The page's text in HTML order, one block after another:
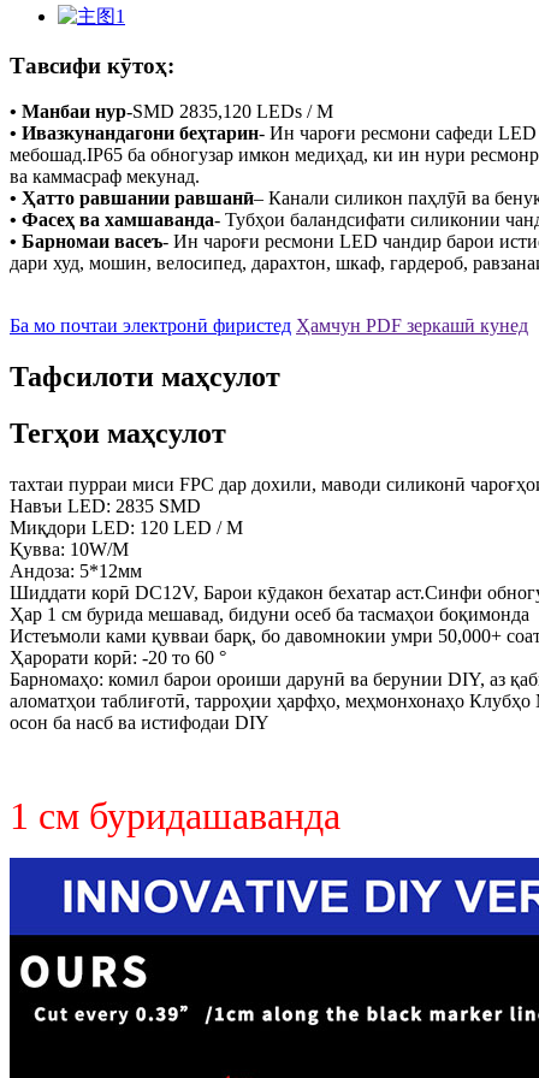
Тавсифи кӯтоҳ:
• Манбаи нур-SMD 2835,120 LEDs / M
• Ивазкунандагони беҳтарин- Ин чароғи ресмони сафеди
мебошад.IP65 ба обногузар имкон медиҳад, ки ин нури
ва каммасраф мекунад.
• Ҳатто равшании равшанӣ– Канали силикон паҳлӯӣ ва
• Фасеҳ ва хамшаванда- Тубҳои баландсифати силиконии
• Барномаи васеъ- Ин чароғи ресмони LED чандир барои
дари худ, мошин, велосипед, дарахтон, шкаф, гардероб,
Ба мо почтаи электронӣ фиристед Ҳамчун PDF зеркашӣ кунед
Тафсилоти маҳсулот
Тегҳои маҳсулот
тахтаи пурраи миси FPC дар дохили, маводи силиконӣ
Навъи LED: 2835 SMD
Миқдори LED: 120 LED / М
Қувва: 10W/M
Андоза: 5*12мм
Шиддати корӣ DC12V, Барои кӯдакон бехатар аст.Синфи
Ҳар 1 см бурида мешавад, бидуни осеб ба тасмаҳои боқимонда
Истеъмоли ками қувваи барқ, бо давомнокии умри 50,000+
Ҳарорати корӣ: -20 то 60 °
Барномаҳо: комил барои ороиши дарунӣ ва берунии DIY, аз
аломатҳои таблиғотӣ, тарроҳии ҳарфҳо, меҳмонхонаҳо
осон ба насб ва истифодаи DIY
1 см буридашаванда